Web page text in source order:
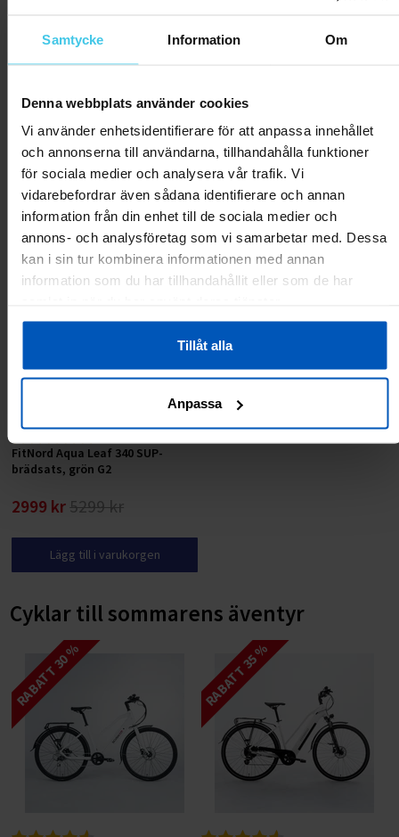
Samtycke Information Om
Denna webbplats använder cookies
Vi använder enhetsidentifierare för att anpassa innehållet
och annonserna till användarna, tillhandahålla funktioner
för sociala medier och analysera vår trafik. Vi
vidarebefordrar även sådana identifierare och annan
information från din enhet till de sociala medier och
annons- och analysföretag som vi samarbetar med. Dessa
kan i sin tur kombinera informationen med annan
information som du har tillhandahållit eller som de har
Tillåt alla
Anpassa
mörklila G2
5499 kr7999 kr
Lägg till i varukorgen
mörkgrön G2
3699 kr4999 kr
Lägg till i varukorgen
RABATT 43 %
FitNord Aqua Leaf 340 SUP-
brädsats, grön G2
2999 kr 5299 kr
Lägg till i varukorgen
Cyklar till sommarens äventyr
RABATT 30 % RABATT 35 %